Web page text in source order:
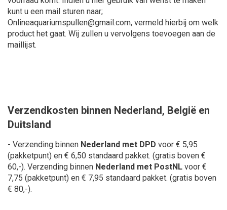
kunt u een mail sturen naar;
Onlineaquariumspullen@gmail.com, vermeld hierbij om welk
product het gaat. Wij zullen u vervolgens toevoegen aan de
maillijst.
Verzendkosten binnen Nederland, België en
Duitsland
- Verzending binnen Nederland met DPD voor € 5,95
(pakketpunt) en € 6,50 standaard pakket. (gratis boven €
60,-). Verzending binnen Nederland met PostNL voor €
7,75 (pakketpunt) en € 7,95 standaard pakket. (gratis boven
€ 80,-).